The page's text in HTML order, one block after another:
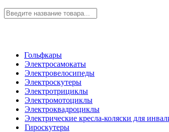
Гольфкары
Электросамокаты
Электровелосипеды
Электроскутеры
Электротрициклы
Электромотоциклы
Электроквадроциклы
Электрические кресла-коляски для
Гироскутеры